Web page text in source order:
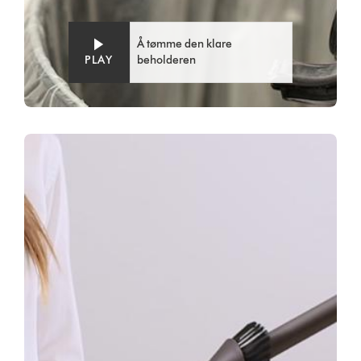
PLAY
Å tømme den klare
beholderen
Transcript
video